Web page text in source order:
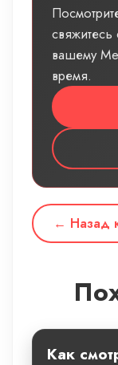
вашему
время.
← Назад
Как